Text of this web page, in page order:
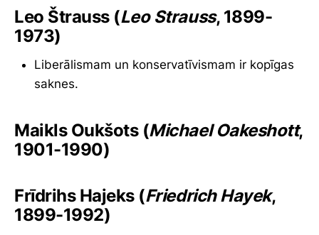
Leo Štrauss (Leo Strauss, 1899-
1973)
Liberālismam un konservatīvismam ir kopīgas
saknes.
Maikls Oukšots (Michael Oakeshott,
1901-1990)
Frīdrihs Hajeks (Friedrich Hayek,
1899-1992)